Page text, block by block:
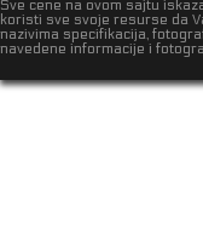
Sve cene na ovom sajtu
koristi sve svoje resurse da
nazivima specifikacija,
navedene informacije i